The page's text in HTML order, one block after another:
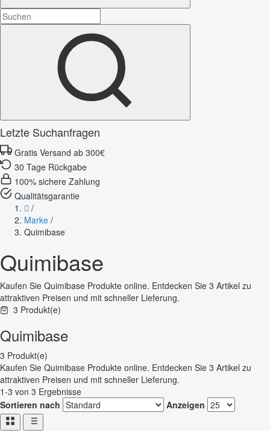
Letzte Suchanfragen
Gratis Versand ab 300€
30 Tage Rückgabe
100% sichere Zahlung
Qualitätsgarantie
/
Marke /
Quimibase
Quimibase
Kaufen Sie Quimibase Produkte online. Entdecken Sie 3 Artikel zu
attraktiven Preisen und mit schneller Lieferung.
3 Produkt(e)
Quimibase
3 Produkt(e)
Kaufen Sie Quimibase Produkte online. Entdecken Sie 3 Artikel zu
attraktiven Preisen und mit schneller Lieferung.
1-3 von 3 Ergebnisse
Sortieren nach
Anzeigen